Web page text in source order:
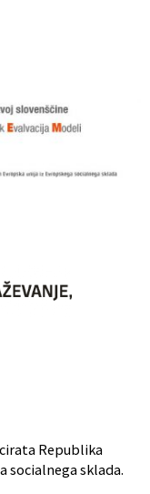
Republika
socialnega sklada.